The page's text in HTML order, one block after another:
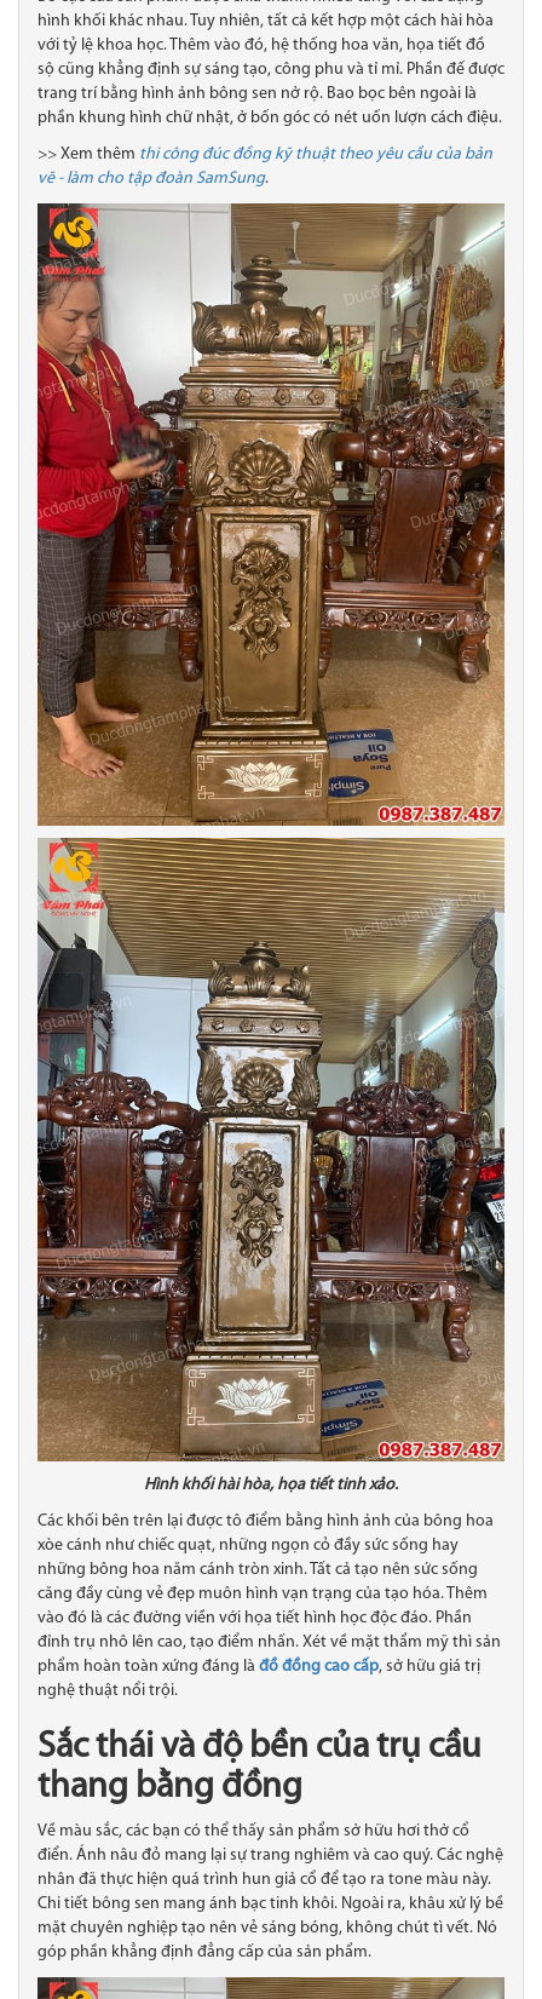
hình khối khác nhau. Tuy nhiên, tất cả kết hợp một cách hài hòa
với tỷ lệ khoa học. Thêm vào đó, hệ thống hoa văn, họa tiết đồ
sộ cũng khẳng định sự sáng tạo, công phu và tỉ mỉ. Phần đế được
trang trí bằng hình ảnh bông sen nở rộ. Bao bọc bên ngoài là
phần khung hình chữ nhật, ở bốn góc có nét uốn lượn cách điệu.
>> Xem thêm thi công đúc đồng kỹ thuật theo yêu cầu của bản
vẽ - làm cho tập đoàn SamSung.
Hình khối hài hòa, họa tiết tinh xảo.
Các khối bên trên lại được tô điểm bằng hình ảnh của bông hoa
xòe cánh như chiếc quạt, những ngọn cỏ đầy sức sống hay
những bông hoa năm cánh tròn xinh. Tất cả tạo nên sức sống
căng đầy cùng vẻ đẹp muôn hình vạn trạng của tạo hóa. Thêm
vào đó là các đường viền với họa tiết hình học độc đáo. Phần
đỉnh trụ nhô lên cao, tạo điểm nhấn. Xét về mặt thẩm mỹ thì sản
phẩm hoàn toàn xứng đáng là đồ đồng cao cấp, sở hữu giá trị
nghệ thuật nổi trội.
Sắc thái và độ bền của trụ cầu
thang bằng đồng
Về màu sắc, các bạn có thể thấy sản phẩm sở hữu hơi thở cổ
điển. Ánh nâu đỏ mang lại sự trang nghiêm và cao quý. Các nghệ
nhân đã thực hiện quá trình hun giả cổ để tạo ra tone màu này.
Chi tiết bông sen mang ánh bạc tinh khôi. Ngoài ra, khâu xử lý bề
mặt chuyên nghiệp tạo nên vẻ sáng bóng, không chút tì vết. Nó
góp phần khẳng định đẳng cấp của sản phẩm.